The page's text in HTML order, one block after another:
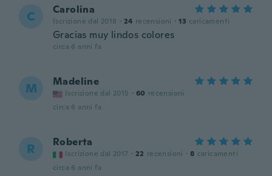
C Carolina
Iscrizione dal 2018 · 24 recensioni · 13 caricamenti
Gracias muy lindos colores
circa 6 anni fa
M Madeline
Iscrizione dal 2015 · 60 recensioni
circa 6 anni fa
R Roberta
Iscrizione dal 2017 · 22 recensioni · 8 caricamenti
circa 6 anni fa